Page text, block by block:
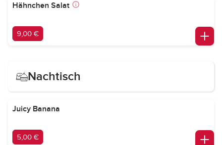
Hähnchen Salat
9,00 €
Nachtisch
Juicy Banana
5,00 €